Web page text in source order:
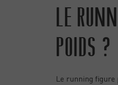
LE
POIDS ?
Le running